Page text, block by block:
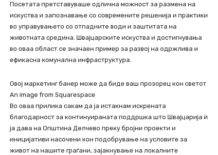
Посетата претставуваше одлична можност за размена на
искуства и запознавање со современите решенија и практики
во управувањето со отпадните води и заштитата на
животната средина. Швајцарските искуства и достигнувања
во оваа област се значаен пример за развој на одржлива и
ефикасна комунална инфраструктура.
Овој маркетинг банер може да биде ваш прозорец кон светот
An image from Squarespace
Во оваа прилика сакам да ја истакнам искрената
благодарност за континуираната поддршка што Швајцарија ѝ
ја дава на Општина Делчево преку бројни проекти и
иницијативи насочени кон подобрување на условите за
живот на нашите граѓани, зајакнување на локалните